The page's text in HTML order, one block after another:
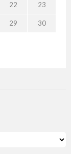
22 23
29 30